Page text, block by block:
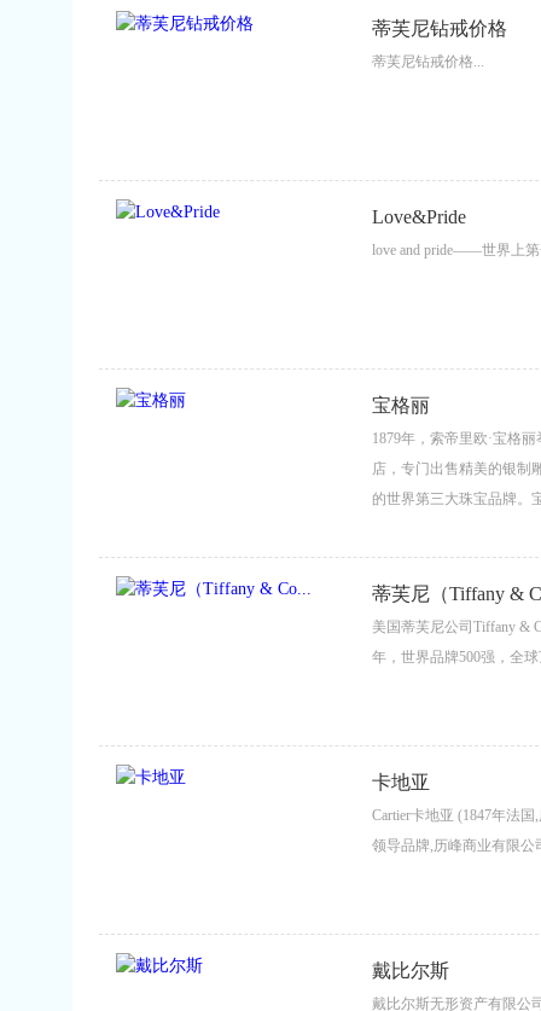
蒂芙尼钻戒价格
蒂芙尼钻戒价格...
Love&Pride
love and pride——世界上
宝格丽
1879年，索帝里欧·宝格
店，专门出售精美的银制
的世界第三大珠宝品牌。
蒂芙尼（Tiffany &
美国蒂芙尼公司Tiffany &
年，世界品牌500强，全
卡地亚
Cartier卡地亚 (1847年法
领导品牌,历峰商业有限公
戴比尔斯
戴比尔斯无形资产有限公